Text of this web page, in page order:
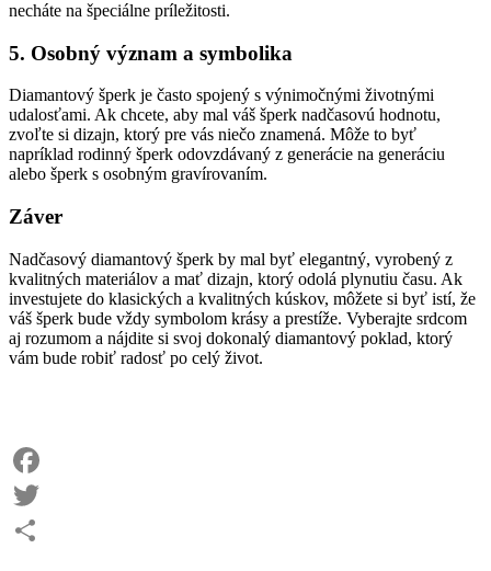
necháte na špeciálne príležitosti.
5. Osobný význam a symbolika
Diamantový šperk je často spojený s výnimočnými životnými
udalosťami. Ak chcete, aby mal váš šperk nadčasovú hodnotu,
zvoľte si dizajn, ktorý pre vás niečo znamená. Môže to byť
napríklad rodinný šperk odovzdávaný z generácie na generáciu
alebo šperk s osobným gravírovaním.
Záver
Nadčasový diamantový šperk by mal byť elegantný, vyrobený z
kvalitných materiálov a mať dizajn, ktorý odolá plynutiu času. Ak
investujete do klasických a kvalitných kúskov, môžete si byť istí, že
váš šperk bude vždy symbolom krásy a prestíže. Vyberajte srdcom
aj rozumom a nájdite si svoj dokonalý diamantový poklad, ktorý
vám bude robiť radosť po celý život.
Facebook
Twitter